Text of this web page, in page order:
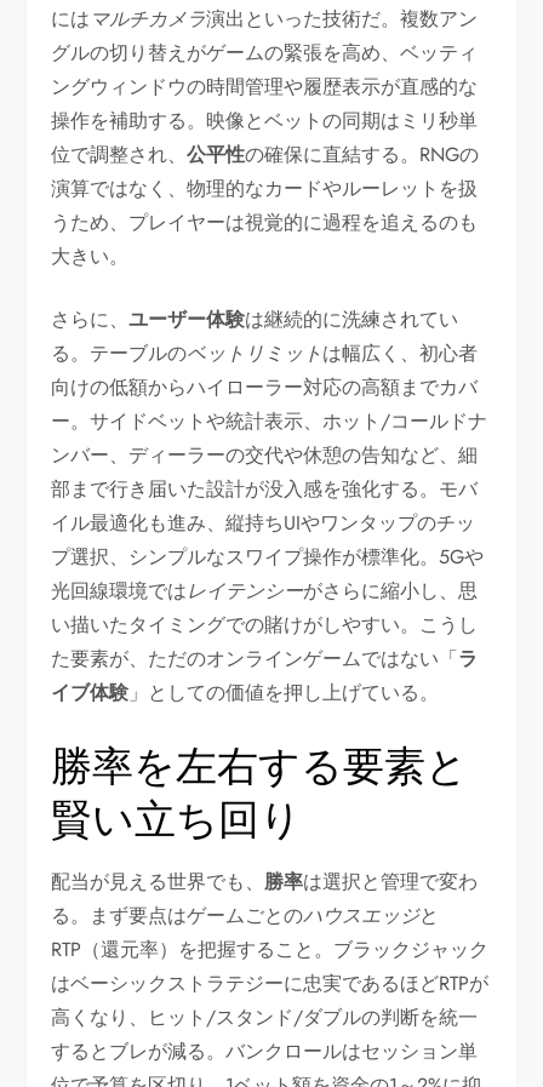
にはマルチカメラ演出といった技術だ。複数アン
グルの切り替えがゲームの緊張を高め、ベッティ
ングウィンドウの時間管理や履歴表示が直感的な
操作を補助する。映像とベットの同期はミリ秒単
位で調整され、公平性の確保に直結する。RNGの
演算ではなく、物理的なカードやルーレットを扱
うため、プレイヤーは視覚的に過程を追えるのも
大きい。
さらに、ユーザー体験は継続的に洗練されてい
る。テーブルのベットリミットは幅広く、初心者
向けの低額からハイローラー対応の高額までカバ
ー。サイドベットや統計表示、ホット/コールドナ
ンバー、ディーラーの交代や休憩の告知など、細
部まで行き届いた設計が没入感を強化する。モバ
イル最適化も進み、縦持ちUIやワンタップのチッ
プ選択、シンプルなスワイプ操作が標準化。5Gや
光回線環境ではレイテンシーがさらに縮小し、思
い描いたタイミングでの賭けがしやすい。こうし
た要素が、ただのオンラインゲームではない「ラ
イブ体験 」としての価値を押し上げている。
勝率を左右する要素と
賢い立ち回り
配当が見える世界でも、勝率は選択と管理で変わ
る。まず要点はゲームごとのハウスエッジと
RTP（還元率）を把握すること。ブラックジャック
はベーシックストラテジーに忠実であるほどRTPが
高くなり、ヒット/スタンド/ダブルの判断を統一
するとブレが減る。バンクロールはセッション単